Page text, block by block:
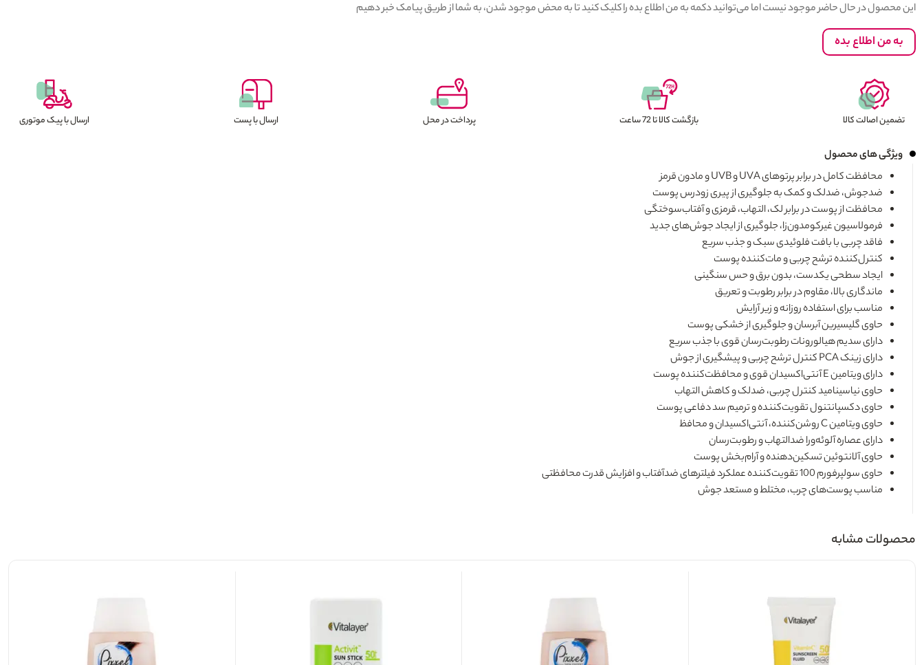
این محصول در حال حاضر موجود نیست اما می‌توانید دکمه به من اطلاع بده را کلیک کنید تا به محض موجود شدن، به شما از طریق پیامک خبر دهیم
به من اطلاع بده
تضمین اصالت کالا بازگشت کالا تا 72 ساعت پرداخت در محل ارسال با پست ارسال با پیک موتوری
ویژگی های محصول
محافظت کامل در برابر پرتوهای UVA و UVB و مادون قرمز
ضدجوش، ضدلک و کمک به جلوگیری از پیری زودرس پوست
محافظت از پوست در برابر لک، التهاب، قرمزی و آفتاب‌سوختگی
فرمولاسیون غیرکومدون‌زا، جلوگیری از ایجاد جوش‌های جدید
فاقد چربی با بافت فلوئیدی سبک و جذب سریع
کنترل‌کننده ترشح چربی و مات‌کننده پوست
ایجاد سطحی یکدست، بدون برق و حس سنگینی
ماندگاری بالا، مقاوم در برابر رطوبت و تعریق
مناسب برای استفاده روزانه و زیر آرایش
حاوی گلیسیرین آبرسان و جلوگیری از خشکی پوست
دارای سدیم هیالورونات رطوبت‌رسان قوی با جذب سریع
دارای زینک PCA کنترل ترشح چربی و پیشگیری از جوش
دارای ویتامین E آنتی‌اکسیدان قوی و محافظت‌کننده پوست
حاوی نیاسینامید کنترل چربی، ضدلک و کاهش التهاب
حاوی دکسپانتنول تقویت‌کننده و ترمیم سد دفاعی پوست
حاوی ویتامین C روشن‌کننده، آنتی‌اکسیدان و محافظ
دارای عصاره آلوئه‌ورا ضدالتهاب و رطوبت‌رسان
حاوی آلانتوئین تسکین‌دهنده و آرام‌بخش پوست
حاوی سولپرفورم 100 تقویت‌کننده عملکرد فیلترهای ضدآفتاب و افزایش قدرت محافظتی
مناسب پوست‌های چرب، مختلط و مستعد جوش
محصولات مشابه